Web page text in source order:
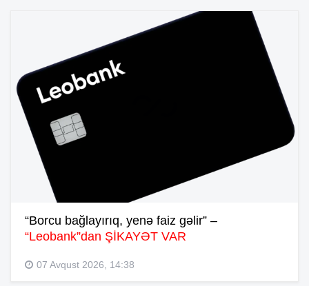
“Borcu bağlayırıq, yenə faiz gəlir” –
“Leobank”dan ŞİKAYƏT VAR
07 Avqust 2026, 14:38